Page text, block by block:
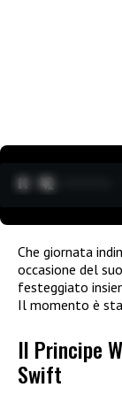
Che giornata
occasione del
festeggiato
Il momento è
Il Principe
Swift